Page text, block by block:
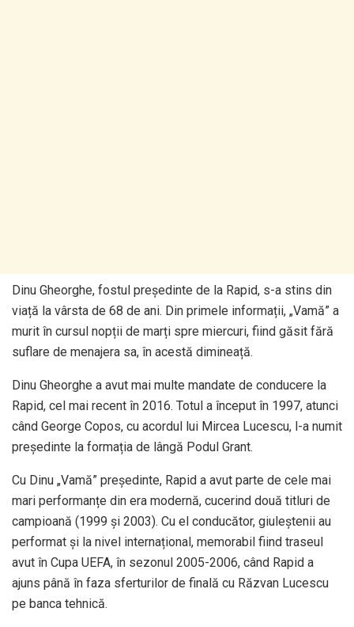
Dinu Gheorghe, fostul președinte de la Rapid, s-a stins din
viață la vârsta de 68 de ani. Din primele informații, „Vamă” a
murit în cursul nopții de marți spre miercuri, fiind găsit fără
suflare de menajera sa, în acestă dimineață.
Dinu Gheorghe a avut mai multe mandate de conducere la
Rapid, cel mai recent în 2016. Totul a început în 1997, atunci
când George Copos, cu acordul lui Mircea Lucescu, l-a numit
președinte la formația de lângă Podul Grant.
Cu Dinu „Vamă” președinte, Rapid a avut parte de cele mai
mari performanțe din era modernă, cucerind două titluri de
campioană (1999 și 2003). Cu el conducător, giuleștenii au
performat și la nivel internațional, memorabil fiind traseul
avut în Cupa UEFA, în sezonul 2005-2006, când Rapid a
ajuns până în faza sferturilor de finală cu Răzvan Lucescu
pe banca tehnică.